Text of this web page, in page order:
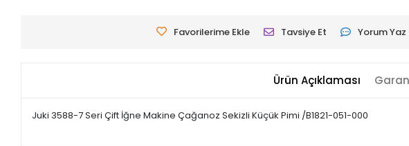
Favorilerime Ekle Tavsiye Et Yorum Yaz
Ürün Açıklaması
Juki 3588-7 Seri Çift İğne Makine Çağanoz Sekizli Küçük Pimi /B1821-051-000